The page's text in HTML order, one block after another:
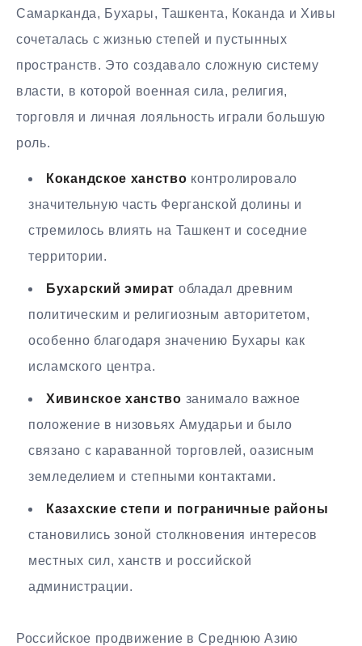
Самарканда, Бухары, Ташкента, Коканда и Хивы
сочеталась с жизнью степей и пустынных
пространств. Это создавало сложную систему
власти, в которой военная сила, религия,
торговля и личная лояльность играли большую
роль.
Кокандское ханство контролировало
значительную часть Ферганской долины и
стремилось влиять на Ташкент и соседние
территории.
Бухарский эмират обладал древним
политическим и религиозным авторитетом,
особенно благодаря значению Бухары как
исламского центра.
Хивинское ханство занимало важное
положение в низовьях Амударьи и было
связано с караванной торговлей, оазисным
земледелием и степными контактами.
Казахские степи и пограничные районы
становились зоной столкновения интересов
местных сил, ханств и российской
администрации.
Российское продвижение в Среднюю Азию